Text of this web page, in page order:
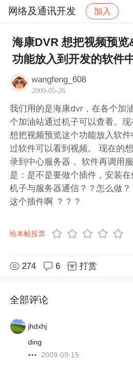
网络及通讯开发 加入
社区 网络及通讯开发 帖
海康DVR 想把视频预
功能放入到开发的软件
wangfeng_608
2009-05-26
我们用的是海康dvr，在各个加
个加油站通过机子可以查看。现
想把视频预览这个功能放入软
过软件可以看到视频。 现在的
录到中心服务器， 软件再调用
是：是不是要做个插件，安装
机子与服务器通信？？怎么做
这个插件啊 ？？？
给本帖投票
274 6 打赏
全部评论
jhdxhj
ding
2009-09-15